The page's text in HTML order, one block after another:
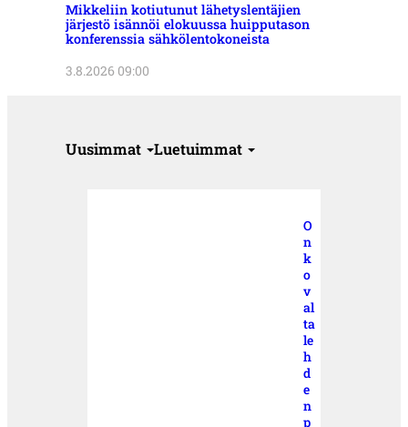
Mikkeliin kotiutunut lähetyslentäjien
järjestö isännöi elokuussa huipputason
konferenssia sähkölentokoneista
3.8.2026 09:00
Uusimmat Luetuimmat
O
n
k
o
v
al
ta
le
h
d
e
n
p